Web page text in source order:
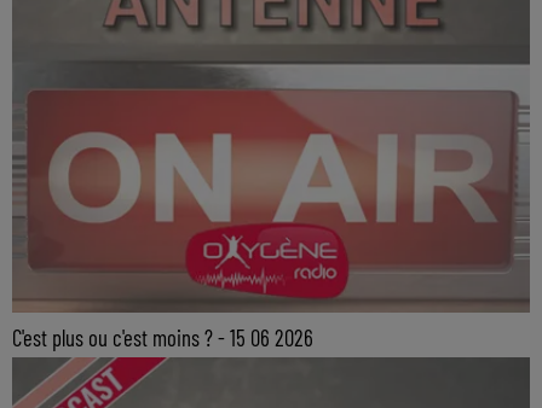
C'est plus ou c'est moins ? - 15 06 2026